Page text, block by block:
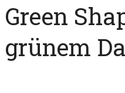
Green
grünem